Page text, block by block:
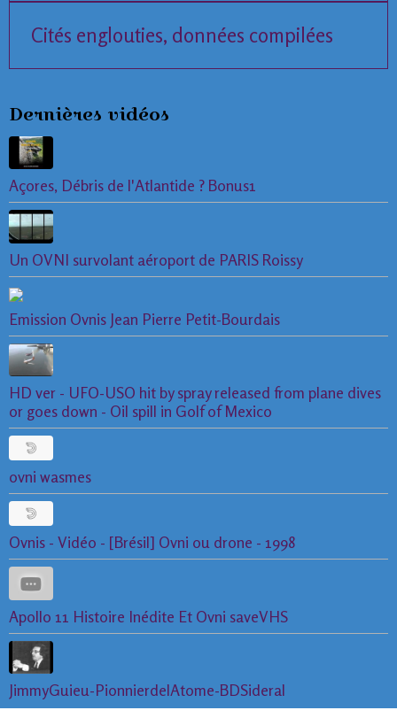
Cités englouties, données compilées
Dernières vidéos
Açores, Débris de l'Atlantide ? Bonus1
Un OVNI survolant aéroport de PARIS Roissy
Emission Ovnis Jean Pierre Petit-Bourdais
HD ver - UFO-USO hit by spray released from plane dives
or goes down - Oil spill in Golf of Mexico
ovni wasmes
Ovnis - Vidéo - [Brésil] Ovni ou drone - 1998
Apollo 11 Histoire Inédite Et Ovni saveVHS
JimmyGuieu-PionnierdelAtome-BDSideral